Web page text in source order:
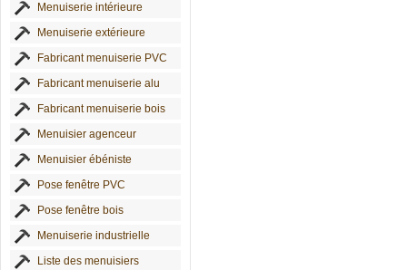
Menuiserie intérieure
Menuiserie extérieure
Fabricant menuiserie PVC
Fabricant menuiserie alu
Fabricant menuiserie bois
Menuisier agenceur
Menuisier ébéniste
Pose fenêtre PVC
Pose fenêtre bois
Menuiserie industrielle
Liste des menuisiers